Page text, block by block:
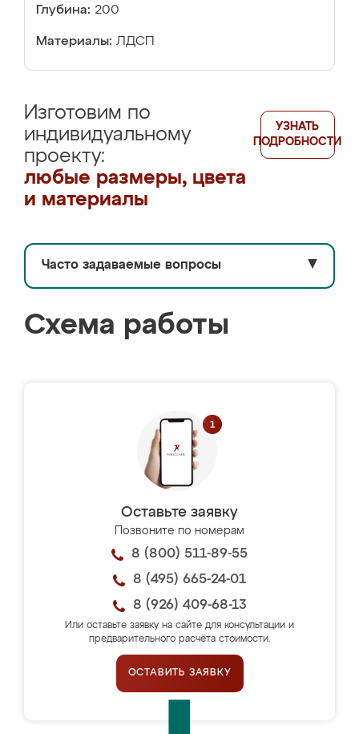
Глубина: 200
Материалы: ЛДСП
Изготовим по
индивидуальному
проекту:
любые размеры, цвета
и материалы
УЗНАТЬ
ПОДРОБНОСТИ
Часто задаваемые вопросы ▼
Схема работы
Оставьте заявку
Позвоните по номерам
8 (800) 511-89-55
8 (495) 665-24-01
8 (926) 409-68-13
Или оставьте заявку на сайте для консультации и
предварительного расчёта стоимости.
ОСТАВИТЬ ЗАЯВКУ